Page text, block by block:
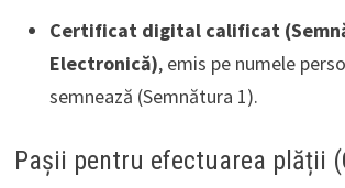
Certificat digital calificat
Electronică), emis pe numele
semnează (Semnătura 1).
Pașii pentru efectuarea plății